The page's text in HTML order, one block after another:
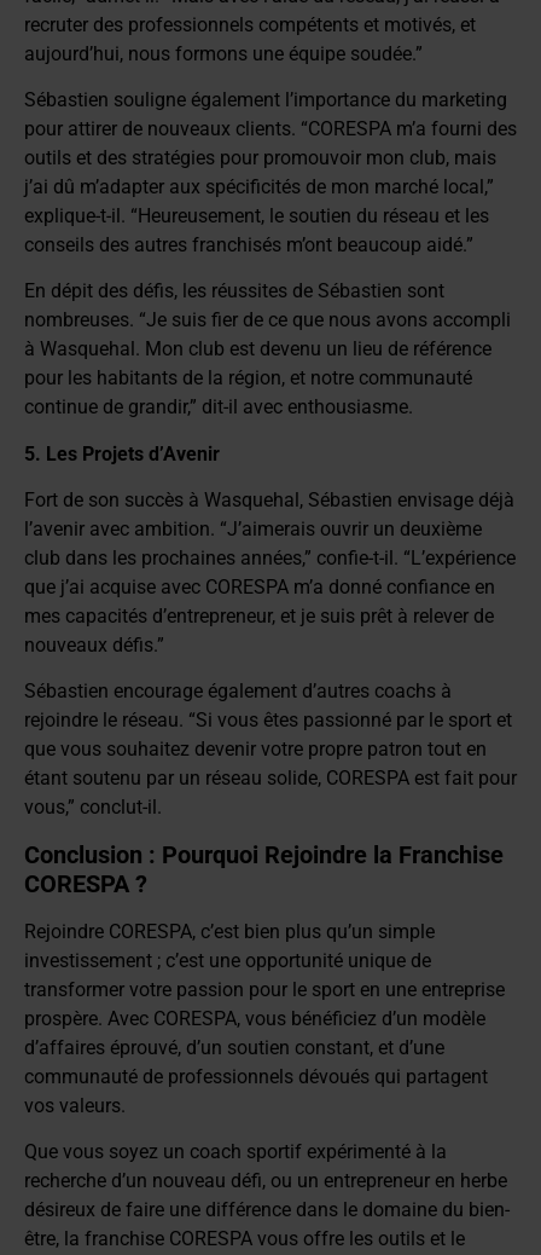
recruter des professionnels compétents et motivés, et
aujourd’hui, nous formons une équipe soudée.”
Sébastien souligne également l’importance du marketing
pour attirer de nouveaux clients. “CORESPA m’a fourni des
outils et des stratégies pour promouvoir mon club, mais
j’ai dû m’adapter aux spécificités de mon marché local,”
explique-t-il. “Heureusement, le soutien du réseau et les
conseils des autres franchisés m’ont beaucoup aidé.”
En dépit des défis, les réussites de Sébastien sont
nombreuses. “Je suis fier de ce que nous avons accompli
à Wasquehal. Mon club est devenu un lieu de référence
pour les habitants de la région, et notre communauté
continue de grandir,” dit-il avec enthousiasme.
5. Les Projets d’Avenir
Fort de son succès à Wasquehal, Sébastien envisage déjà
l’avenir avec ambition. “J’aimerais ouvrir un deuxième
club dans les prochaines années,” confie-t-il. “L’expérience
que j’ai acquise avec CORESPA m’a donné confiance en
mes capacités d’entrepreneur, et je suis prêt à relever de
nouveaux défis.”
Sébastien encourage également d’autres coachs à
rejoindre le réseau. “Si vous êtes passionné par le sport et
que vous souhaitez devenir votre propre patron tout en
étant soutenu par un réseau solide, CORESPA est fait pour
vous,” conclut-il.
Conclusion : Pourquoi Rejoindre la Franchise
CORESPA ?
Rejoindre CORESPA, c’est bien plus qu’un simple
investissement ; c’est une opportunité unique de
transformer votre passion pour le sport en une entreprise
prospère. Avec CORESPA, vous bénéficiez d’un modèle
d’affaires éprouvé, d’un soutien constant, et d’une
communauté de professionnels dévoués qui partagent
vos valeurs.
Que vous soyez un coach sportif expérimenté à la
recherche d’un nouveau défi, ou un entrepreneur en herbe
désireux de faire une différence dans le domaine du bien-
être, la franchise CORESPA vous offre les outils et le